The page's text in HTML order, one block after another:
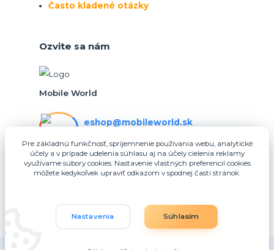
Často kladené otázky
Ozvite sa nám
Mobile World
eshop@mobileworld.sk
eshop@mobileworld.sk
Pre základnú funkčnosť, spríjemnenie používania webu, analytické
účely a v prípade udelenia súhlasu aj na účely cielenia reklamy
využívame súbory cookies. Nastavenie vlastných preferencií cookies
môžete kedykoľvek upraviť odkazom v spodnej časti stránok.
Nastavenia Súhlasím